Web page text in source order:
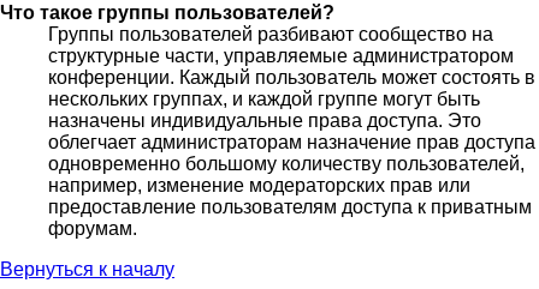
Что такое группы пользователей?
Группы пользователей разбивают сообщество на
структурные части, управляемые администратором
конференции. Каждый пользователь может состоять в
нескольких группах, и каждой группе могут быть
назначены индивидуальные права доступа. Это
облегчает администраторам назначение прав доступа
одновременно большому количеству пользователей,
например, изменение модераторских прав или
предоставление пользователям доступа к приватным
форумам.
Вернуться к началу